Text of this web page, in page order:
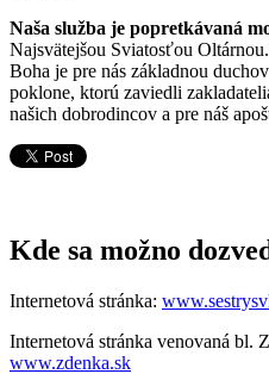
Naša služba je popretkávaná
Najsvätejšou Sviatosťou
Boha je pre nás základnou
poklone, ktorú zaviedli
našich dobrodincov a pre náš
Kde sa možno
Internetová stránka:
Internetová stránka venovaná bl.
www.zdenka.sk